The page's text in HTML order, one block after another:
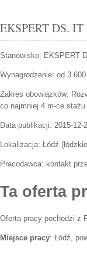
EKSPERT DS.
Stanowisko: EKSPERT
Wynagrodzenie: od 3
Zakres obowiązków:
co najmniej 4 m-ce
Data publikacji: 2015-12-
Lokalizacja: Łódź (łódzkie
Pracodawca: kontakt
Ta oferta
Oferta pracy pochodzi z
Miejsce pracy: Łódź,